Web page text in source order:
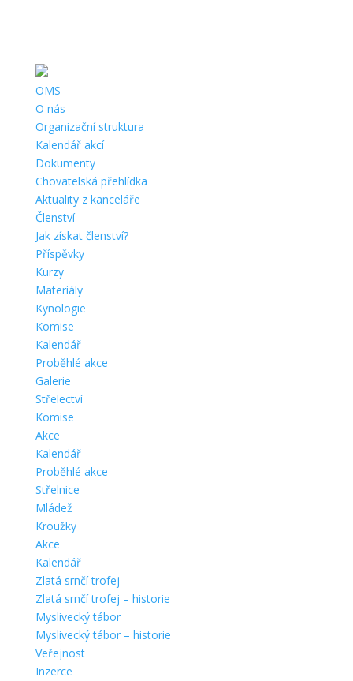
OMS
O nás
Organizační struktura
Kalendář akcí
Dokumenty
Chovatelská přehlídka
Aktuality z kanceláře
Členství
Jak získat členství?
Příspěvky
Kurzy
Materiály
Kynologie
Komise
Kalendář
Proběhlé akce
Galerie
Střelectví
Komise
Akce
Kalendář
Proběhlé akce
Střelnice
Mládež
Kroužky
Akce
Kalendář
Zlatá srnčí trofej
Zlatá srnčí trofej – historie
Myslivecký tábor
Myslivecký tábor – historie
Veřejnost
Inzerce